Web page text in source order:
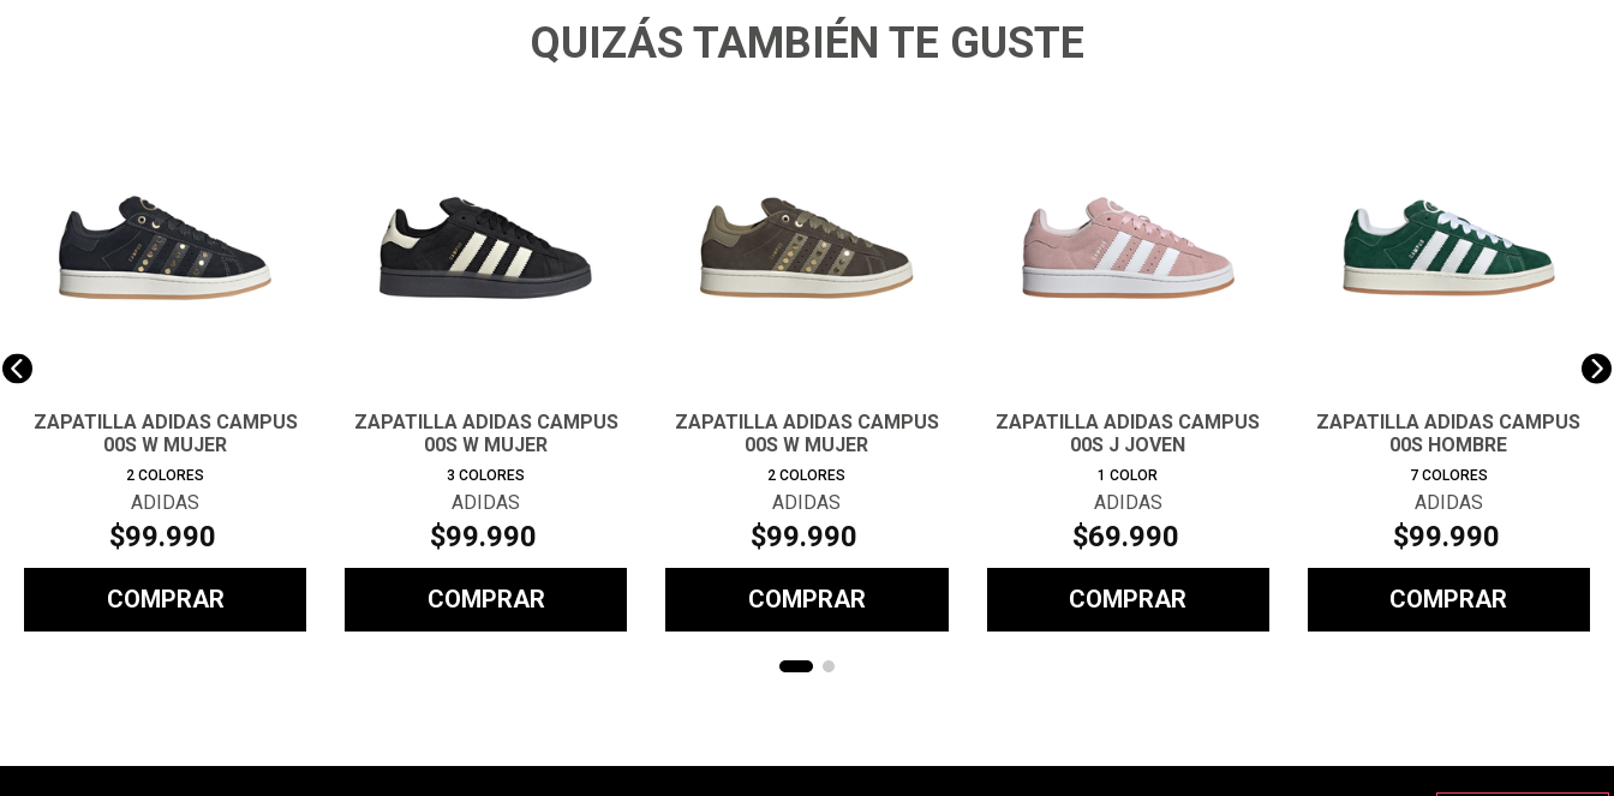
QUIZÁS TAMBIÉN TE GUSTE
ZAPATILLA ADIDAS CAMPUS
00S W MUJER
2 COLORES
ADIDAS
$99.990
COMPRAR
ZAPATILLA ADIDAS CAMPUS
00S W MUJER
3 COLORES
ADIDAS
$99.990
COMPRAR
ZAPATILLA ADIDAS CAMPUS
00S W MUJER
2 COLORES
ADIDAS
$99.990
COMPRAR
ZAPATILLA ADIDAS CAMPUS
00S J JOVEN
1 COLOR
ADIDAS
$69.990
COMPRAR
ZAPATILLA ADIDAS CAMPUS
00S HOMBRE
7 COLORES
ADIDAS
$99.990
COMPRAR